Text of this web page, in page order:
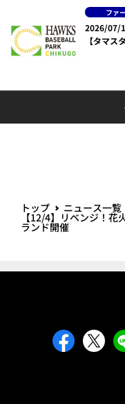
ファ
2026/07/
【タマ
トップ ニュース一覧
【12/4】リベンジ！
ランド開催